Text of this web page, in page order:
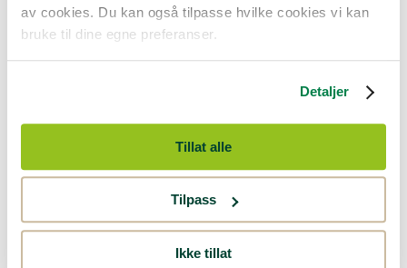
av cookies. Du kan også tilpasse hvilke cookies vi kan
bruke til dine egne preferanser.
Detaljer
Tillat alle
Tilpass
Ikke tillat
BondeKompaniet erFelleskjøpet Rogaland Agdersitt butikkonsept
BondeKompaniet har det du trenger av praktisk utstyr, reparasjon og
gode råd innenfor hus og hage, fritid, kjæledyr og landbruk.
Nyhetsbrev!Meld deg på vårtnyhetsbrev.
Mandag - Fredag kl. 08-15